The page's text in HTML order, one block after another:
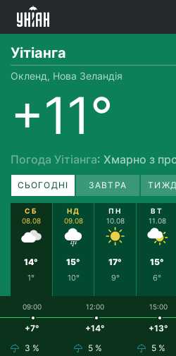
Уітіанга
Окленд, Нова Зеландія
+11°
Погода Уітіанга: Хмарно з
СЬОГОДНІ ЗАВТРА
СБ
08.08
14°
1°
НД
09.08
15°
10°
ПН
10.08
17°
9°
ВТ
11.08
15°
6°
09:00
+7°
3 %
12:00
+14°
5 %
15:00
+13°
5 %